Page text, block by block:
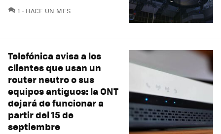
1 COMENTARIOS
HACE UN MES
Telefónica avisa a los
clientes que usan un
router neutro o sus
equipos antiguos: la ONT
dejará de funcionar a
partir del 15 de
septiembre